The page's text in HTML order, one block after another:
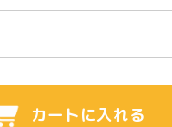
カートに入れる